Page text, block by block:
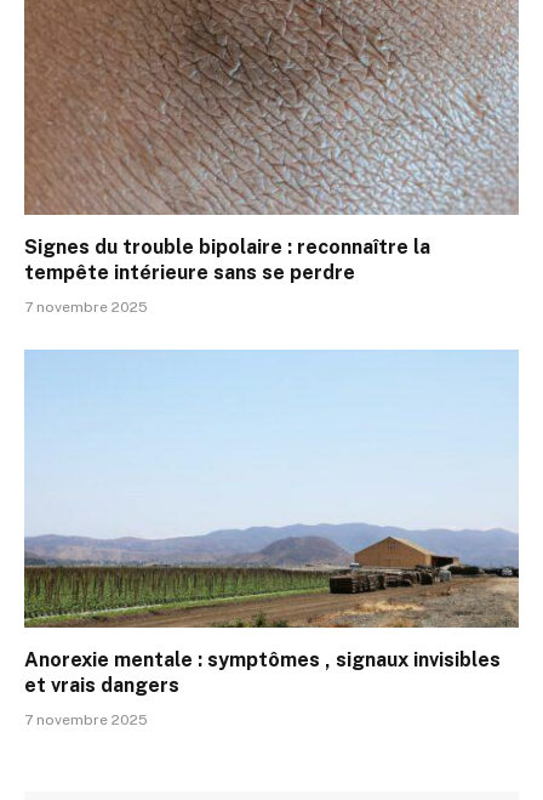
Signes du trouble bipolaire : reconnaître la
tempête intérieure sans se perdre
7 novembre 2025
Anorexie mentale : symptômes , signaux invisibles
et vrais dangers
7 novembre 2025